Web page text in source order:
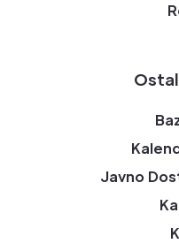
Javno